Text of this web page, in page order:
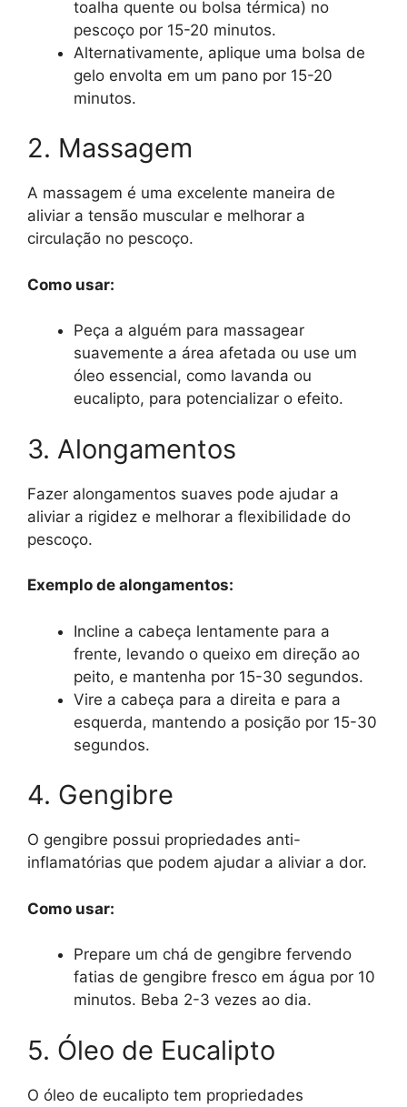
toalha quente ou bolsa térmica) no
pescoço por 15-20 minutos.
Alternativamente, aplique uma bolsa de
gelo envolta em um pano por 15-20
minutos.
2. Massagem
A massagem é uma excelente maneira de
aliviar a tensão muscular e melhorar a
circulação no pescoço.
Como usar:
Peça a alguém para massagear
suavemente a área afetada ou use um
óleo essencial, como lavanda ou
eucalipto, para potencializar o efeito.
3. Alongamentos
Fazer alongamentos suaves pode ajudar a
aliviar a rigidez e melhorar a flexibilidade do
pescoço.
Exemplo de alongamentos:
Incline a cabeça lentamente para a
frente, levando o queixo em direção ao
peito, e mantenha por 15-30 segundos.
Vire a cabeça para a direita e para a
esquerda, mantendo a posição por 15-30
segundos.
4. Gengibre
O gengibre possui propriedades anti-
inflamatórias que podem ajudar a aliviar a dor.
Como usar:
Prepare um chá de gengibre fervendo
fatias de gengibre fresco em água por 10
minutos. Beba 2-3 vezes ao dia.
5. Óleo de Eucalipto
O óleo de eucalipto tem propriedades